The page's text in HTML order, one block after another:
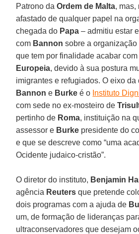
Patrono daOrdem de Malta, mas,
afastado de qualquer papel na
chegada do Papa – admitiu estar
com Bannon sobre a organização
que tem por finalidade acabar com
Europeia, devido à sua postura
imigrantes e refugiados. O eixo
Bannon e Burke é o Instituto
com sede no ex-mosteiro de
pertinho de Roma, instituição na
assessor e Burke presidente do
e que se descreve como “uma
Ocidente judaico-cristão”.
O diretor do instituto, Benjamin
agência Reuters que pretende
dois programas com a ajuda de
um, de formação de lideranças
ultraconservadores que desejam